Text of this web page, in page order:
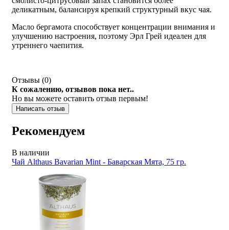
деликатным, балансируя крепкий структурный вкус чая.
Масло бергамота способствует концентрации внимания и
улучшению настроения, поэтому Эрл Грей идеален для
утреннего чаепития.
Отзывы (0)
К сожалению, отзывов пока нет..
Но вы можете оставить отзыв первым!
Написать отзыв
Рекомендуем
В наличии
Чай Althaus Bavarian Mint - Баварская Мята, 75 гр.